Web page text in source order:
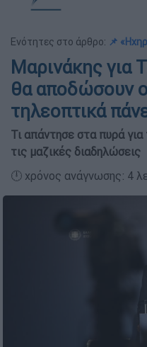
Ενότητες στο άρθρο: 📌
Μαρινάκης για
θα αποδώσουν
τηλεοπτικά
Τι απάντησε στα πυρά
τις μαζικές διαδηλώσεις
🕛 χρόνος ανάγνωσης: 4